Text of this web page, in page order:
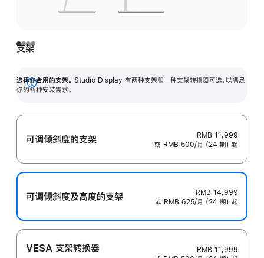
支架
选择你合用的支架。 Studio Display 有两种支架和一种支架转换器可选，以满足
你的各种安装需求。
展
可调倾斜度的支架
RMB 11,999
或 RMB 500/月 (24 期) 起
可调倾斜度及高‍度的支‍架
RMB 14,999
或 RMB 625/月 (24 期) 起
VESA 支架转换器
RMB 11,999